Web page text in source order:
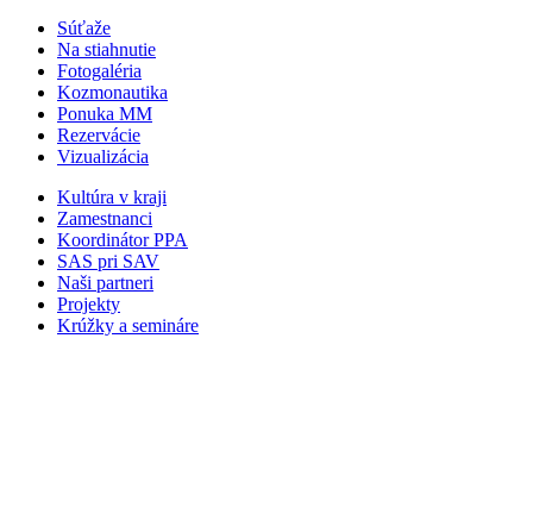
Súťaže
Na stiahnutie
Fotogaléria
Kozmonautika
Ponuka MM
Rezervácie
Vizualizácia
Kultúra v kraji
Zamestnanci
Koordinátor PPA
SAS pri SAV
Naši partneri
Projekty
Krúžky a semináre